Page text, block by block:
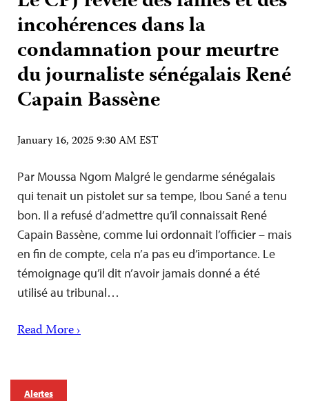
incohérences dans la
condamnation pour meurtre
du journaliste sénégalais René
Capain Bassène
January 16, 2025 9:30 AM EST
Par Moussa Ngom Malgré le gendarme sénégalais
qui tenait un pistolet sur sa tempe, Ibou Sané a tenu
bon. Il a refusé d’admettre qu’il connaissait René
Capain Bassène, comme lui ordonnait l’officier – mais
en fin de compte, cela n’a pas eu d’importance. Le
témoignage qu’il dit n’avoir jamais donné a été
utilisé au tribunal…
Read More ›
Alertes